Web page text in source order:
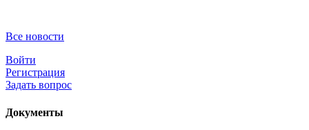
Все новости
Войти
Регистрация
Задать вопрос
Документы